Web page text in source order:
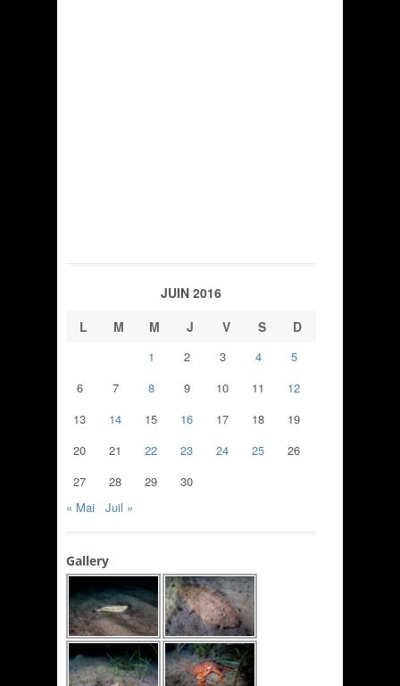
JUIN 2016
L
M M J V S D
1 2 3 4
5
6
7 8 9 10 11
12
13
14 15 16 17 18
19
20
21 22 23 24 25
26
27
28 29
30
« Mai
Juil »
Gallery